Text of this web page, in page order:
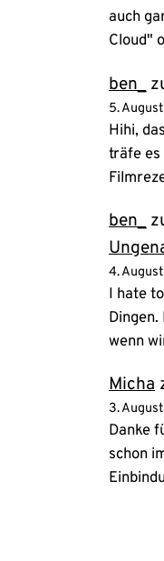
auch
Cloud"
ben_
5.
Hihi,
träfe es
ben_
4.
I hate
wenn
Micha
3.
Danke
schon